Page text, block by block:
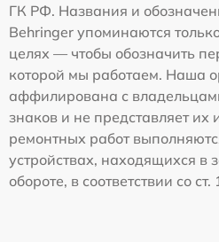
ГК РФ. Названия и
Behringer упоминаются
целях — чтобы обозначить
которой мы работаем. Наша
аффилирована с
знаков и не представляет их
ремонтных работ
устройствах, находящихся в
обороте, в соответствии со